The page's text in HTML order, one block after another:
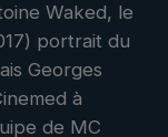
Waked, le
portrait du
Georges
à
de MC